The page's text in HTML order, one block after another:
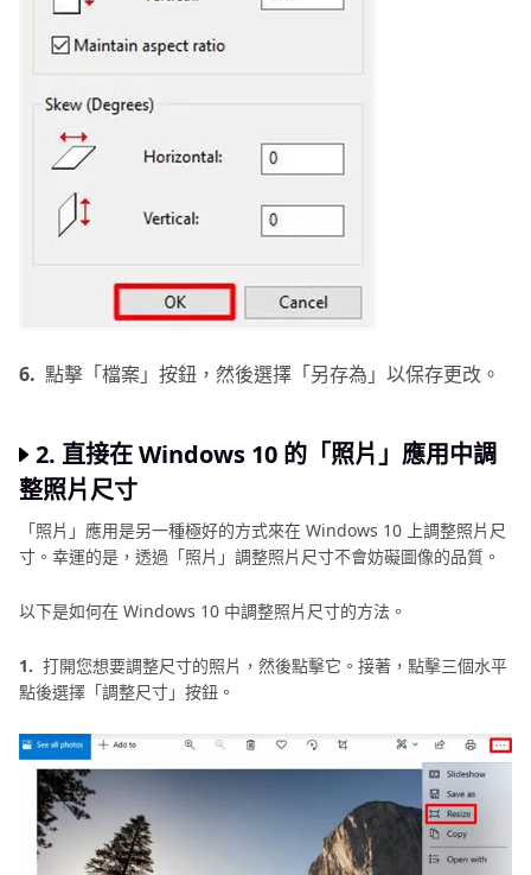
6. 點擊「檔案」按鈕，然後選擇「另存為」以保存更改。
2. 直接在 Windows 10 的「照片」應用中調
整照片尺寸
「照片」應用是另一種極好的方式來在 Windows 10 上調整照片尺
寸。幸運的是，透過「照片」調整照片尺寸不會妨礙圖像的品質。
以下是如何在 Windows 10 中調整照片尺寸的方法。
1. 打開您想要調整尺寸的照片，然後點擊它。接著，點擊三個水平
點後選擇「調整尺寸」按鈕。